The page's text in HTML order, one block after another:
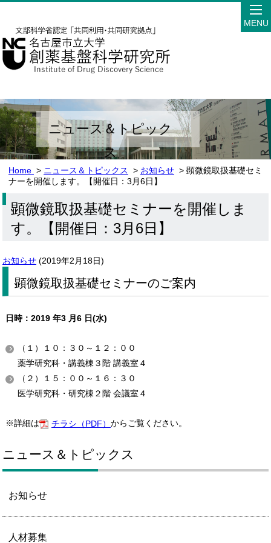
MENU
ニュース＆トピック
ス
Home > ニュース＆トピックス > お知らせ > 顕微鏡取扱基礎セミ
ナーを開催します。【開催日：3月6日】
顕微鏡取扱基礎セミナーを開催しま
す。【開催日：3月6日】
お知らせ (2019年2月18日)
顕微鏡取扱基礎セミナーのご案内
日時：2019 年3 月6 日(水)
（１）１０：３０～１２：００
薬学研究科・講義棟３階 講義室４
（２）１５：００～１６：３０
医学研究科・研究棟２階 会議室４
※詳細は チラシ（PDF） からご覧ください。
ニュース＆トピックス
お知らせ
人材募集